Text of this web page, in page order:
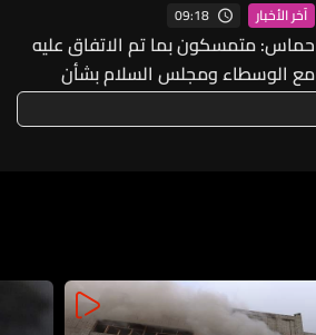
آخر الأخبار 09:18
حماس: متمسكون بما تم الاتفاق عليه
مع الوسطاء ومجلس السلام بشأن
خارطة الطريق لاستكمال تنفيذ المرحلة 2